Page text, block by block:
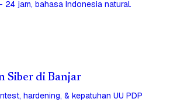
jam, bahasa Indonesia natural.
Siber di Banjar
hardening, & kepatuhan UU PDP